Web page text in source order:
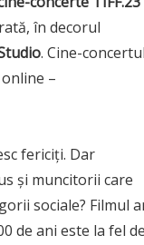
în decorul
. Cine-
–
fericiți. Dar
și muncitorii care
sociale? Filmul
de ani este la fel